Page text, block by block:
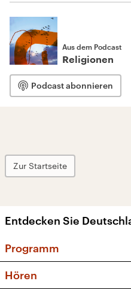
Aus dem Podcast
Religionen
Podcast abonnieren
Zur Startseite
Entdecken Sie
Programm
Sendungen und
Hören